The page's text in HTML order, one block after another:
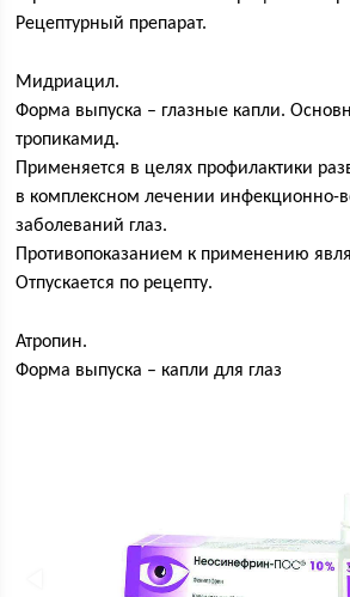
Рецептурный препарат.
Мидриацил.
Форма выпуска – глазные капли.
тропикамид.
Применяется в целях профилактики
в комплексном лечении инфекционно-
заболеваний глаз.
Противопоказанием к применению
Отпускается по рецепту.
Атропин.
Форма выпуска – капли для глаз